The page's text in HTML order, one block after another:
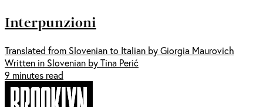
Interpunzioni
Translated from Slovenian to Italian by Giorgia Maurovich
Written in Slovenian by Tina Perić
9 minutes read